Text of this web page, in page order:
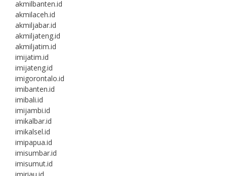
akmilbanten.id
akmilaceh.id
akmiljabar.id
akmiljateng.id
akmiljatim.id
imijatim.id
imijateng.id
imigorontalo.id
imibanten.id
imibali.id
imijambi.id
imikalbar.id
imikalsel.id
imipapua.id
imisumbar.id
imisumut.id